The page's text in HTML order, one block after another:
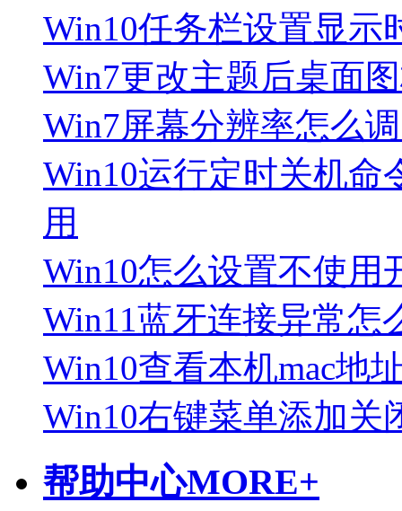
Win10任务栏设置显示
Win7更改主题后桌面
Win7屏幕分辨率怎么
Win10运行定时关机命
用
Win10怎么设置不使用
Win11蓝牙连接异常怎
Win10查看本机mac地
Win10右键菜单添加关
帮助中心MORE+